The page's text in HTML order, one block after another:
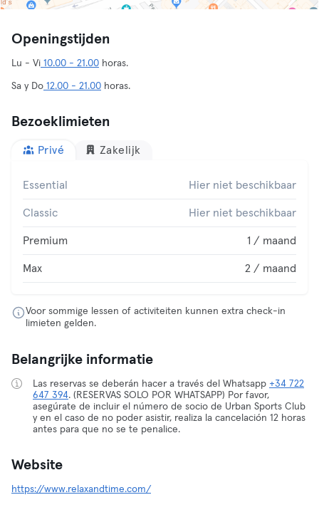
Openingstijden
Lu - Vi 10.00 - 21.00 horas.
Sa y Do 12.00 - 21.00 horas.
Bezoeklimieten
Privé Zakelijk
Essential Hier niet beschikbaar
Classic Hier niet beschikbaar
Premium 1 / maand
Max 2 / maand
Voor sommige lessen of activiteiten kunnen extra check-in
limieten gelden.
Belangrijke informatie
Las reservas se deberán hacer a través del Whatsapp +34 722
647 394. (RESERVAS SOLO POR WHATSAPP) Por favor,
asegúrate de incluir el número de socio de Urban Sports Club
y en el caso de no poder asistir, realiza la cancelación 12 horas
antes para que no se te penalice.
Website
https://www.relaxandtime.com/